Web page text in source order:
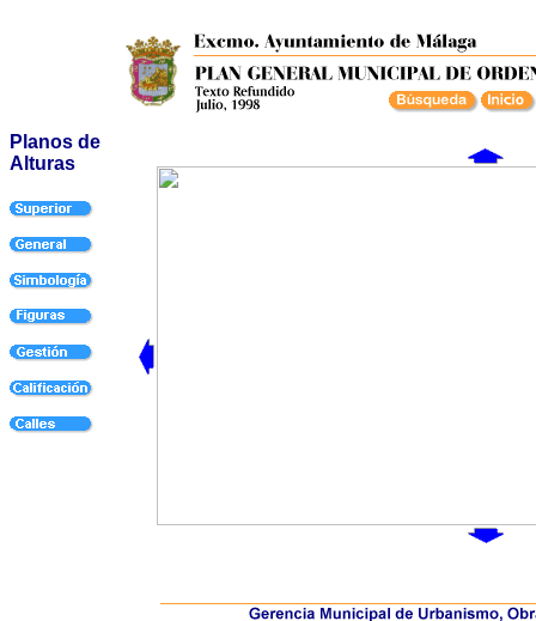
Planos de
Alturas